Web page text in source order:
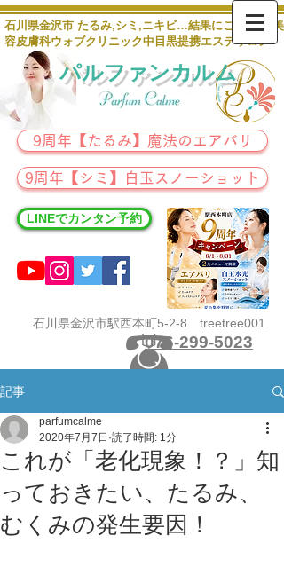
石川県金沢市 たるみ,シミ,ニキビ…結果にこだわる 美
容皮膚科ウォブクリニック中目黒提携エステサロン
パルファンカルム
9周年【たるみ】魔法のエアバリ
9周年【シミ】白玉スノーショット
LINEでカンタン予約
石川県金沢市駅西本町5-2-8 treetree001
076-299-5023
記事
これが「老化現象！？」知
っておきたい、たるみ、
むくみの発生要因！
parfumcalme
2020年7月7日 読了時間: 1分